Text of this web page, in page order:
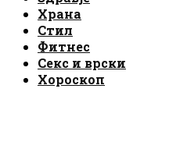
Храна
Стил
Фитнес
Секс и врски
Хороскоп